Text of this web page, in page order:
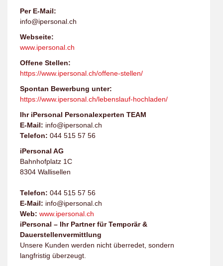
Per E-Mail:
info@ipersonal.ch
Webseite:
www.ipersonal.ch
Offene Stellen:
https://www.ipersonal.ch/offene-stellen/
Spontan Bewerbung unter:
https://www.ipersonal.ch/lebenslauf-hochladen/
Ihr iPersonal Personalexperten TEAM
E-Mail: info@ipersonal.ch
Telefon: 044 515 57 56
iPersonal AG
Bahnhofplatz 1C
8304 Wallisellen
Telefon: 044 515 57 56
E-Mail: info@ipersonal.ch
Web: www.ipersonal.ch
iPersonal – Ihr Partner für Temporär &
Dauerstellenvermittlung
Unsere Kunden werden nicht überredet, sondern
langfristig überzeugt.